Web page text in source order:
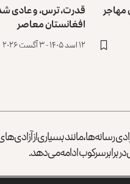
خانواده‌ی مهاجر قدرت، ترس، و عادی
افغانستان معاصر
۱۲ اسد ۱۴۰۵ - ۳ آگست ۲۰۲۶
رسانه‌ها، مانند بسیاری از
در برابر سرکوب ادامه می‌دهد.